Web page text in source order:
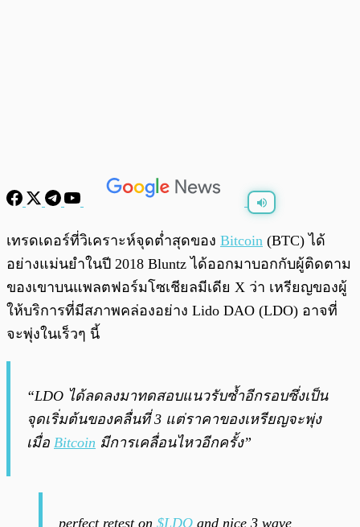
พร้อมเล่น 0:00
เทรดเดอร์ที่วิเคราะห์จุดต่ำสุดของ Bitcoin (BTC) ได้
อย่างแม่นยำในปี 2018 Bluntz ได้ออกมาบอกกับผู้ติดตาม
ของเขาบนแพลตฟอร์มโซเชียลมีเดีย X ว่า เหรียญของผู้
ให้บริการที่มีสภาพคล่องอย่าง Lido DAO (LDO) อาจที่
จะพุ่งในเร็วๆ นี้
“LDO ได้ลดลงมาทดสอบแนวรับซ้ำอีกรอบซึ่งเป็น
จุดเริ่มต้นของคลื่นที่ 3 แต่ราคาของเหรียญจะพุ่ง
เมื่อ Bitcoin มีการเคลื่อนไหวอีกครั้ง”
perfect retest on $LDO and nice 3 wave